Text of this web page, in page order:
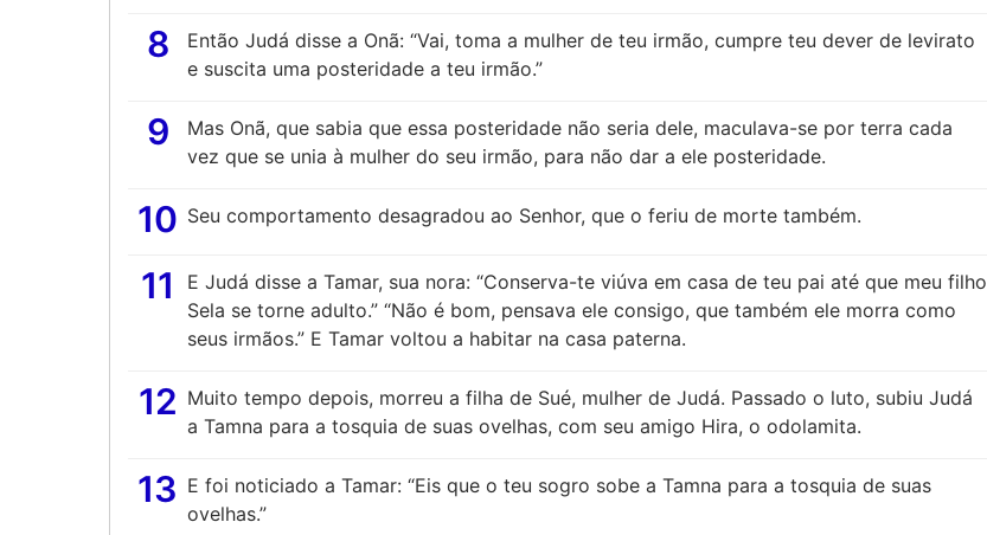
8
Então Judá disse a Onã: “Vai, toma a mulher de teu irmão, cumpre teu dever de levirato
e suscita uma posteridade a teu irmão.”
9
Mas Onã, que sabia que essa posteridade não seria dele, maculava-se por terra cada
vez que se unia à mulher do seu irmão, para não dar a ele posteridade.
10 Seu comportamento desagradou ao Senhor, que o feriu de morte também.
11
E Judá disse a Tamar, sua nora: “Conserva-te viúva em casa de teu pai até que meu filho
Sela se torne adulto.” “Não é bom, pensava ele consigo, que também ele morra como
seus irmãos.” E Tamar voltou a habitar na casa paterna.
12 Muito tempo depois, morreu a filha de Sué, mulher de Judá. Passado o luto, subiu Judá
a Tamna para a tosquia de suas ovelhas, com seu amigo Hira, o odolamita.
13 E foi noticiado a Tamar: “Eis que o teu sogro sobe a Tamna para a tosquia de suas
ovelhas.”